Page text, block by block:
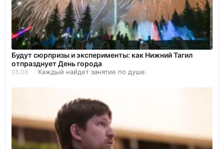
Будут сюрпризы и эксперименты: как Нижний Тагил
отпразднует День города
05.08 Каждый найдет занятие по душе.